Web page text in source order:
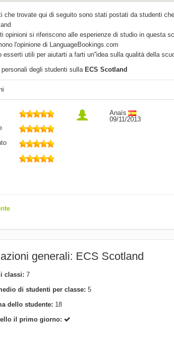
che trovate qui di seguito sono stati postati da studenti
opinioni si riferiscono alle esperienze di studio in questa
l'opinione di LanguageBookings.com
esserti utili per aiutarti a farti un''idea sulla qualità della
degli studenti sulla ECS Scotland
Anaïs
09/11/2013
generali: ECS Scotland
classi: 7
di studenti per classe: 5
dello studente: 18
il primo giorno: